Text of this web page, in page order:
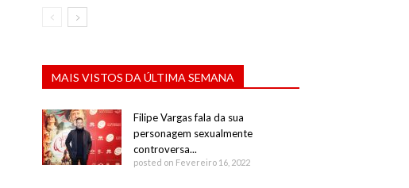
MAIS VISTOS DA ÚLTIMA SEMANA
Filipe Vargas fala da sua
personagem sexualmente
controversa...
posted on Fevereiro 16, 2022